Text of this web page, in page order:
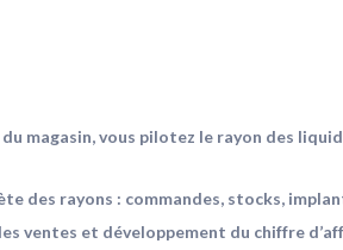
magasin, vous pilotez le rayon des
des rayons : commandes, stocks,
ventes et développement du chiffre